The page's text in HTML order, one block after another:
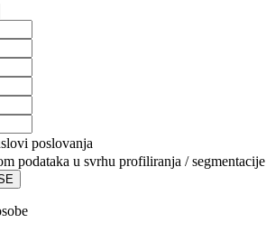
poslovanja
podataka u svrhu profiliranja / segmentacije